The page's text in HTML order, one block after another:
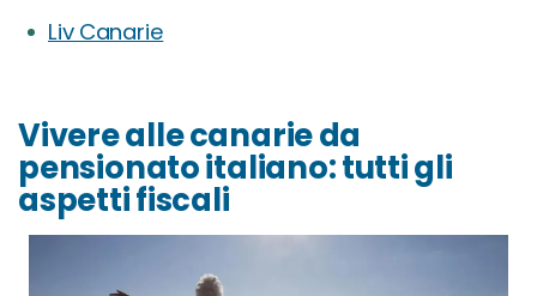
Liv Canarie
Vivere alle canarie da
pensionato italiano: tutti gli
aspetti fiscali